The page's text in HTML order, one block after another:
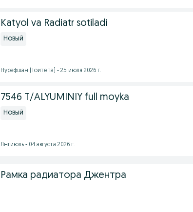
Katyol va Radiatr sotiladi
Новый
Нурафшан (Тойтепа) - 25 июля 2026 г.
7546 T/ALYUMINIY full moyka
Новый
Янгиюль - 04 августа 2026 г.
Рамка радиатора Джентра